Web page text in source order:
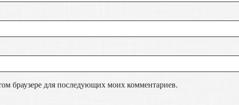
браузере для последующих моих комментариев.